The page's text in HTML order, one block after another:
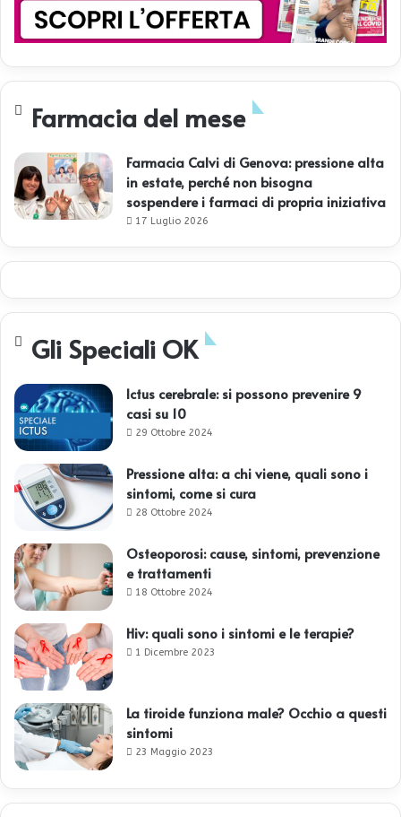
Farmacia del mese
Farmacia Calvi di Genova: pressione alta
in estate, perché non bisogna
sospendere i farmaci di propria iniziativa
17 Luglio 2026
Gli Speciali OK
Ictus cerebrale: si possono prevenire 9
casi su 10
29 Ottobre 2024
Pressione alta: a chi viene, quali sono i
sintomi, come si cura
28 Ottobre 2024
Osteoporosi: cause, sintomi, prevenzione
e trattamenti
18 Ottobre 2024
Hiv: quali sono i sintomi e le terapie?
1 Dicembre 2023
La tiroide funziona male? Occhio a questi
sintomi
23 Maggio 2023